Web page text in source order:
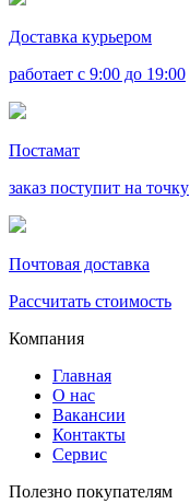
Доставка курьером
работает с 9:00 до 19:00
Постамат
заказ поступит на точку
Почтовая доставка
Рассчитать стоимость
Компания
Главная
О нас
Вакансии
Контакты
Сервис
Полезно покупателям